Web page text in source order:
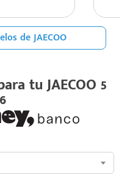
de JAECOO
tuJAECOO 5